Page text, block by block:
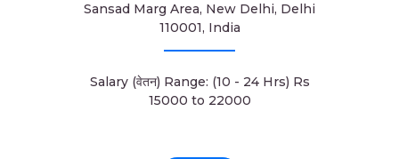
Sansad Marg Area, New Delhi, Delhi
110001, India
Salary (वेतन) Range: (10 - 24 Hrs) Rs
15000 to 22000